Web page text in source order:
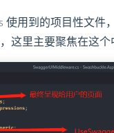
使用到的项目性文
这里主要聚焦在这